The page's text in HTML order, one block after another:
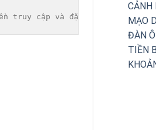
truy cập và đặt câu hỏi
CẢNH
MẠO
ĐÀN
TIỀN